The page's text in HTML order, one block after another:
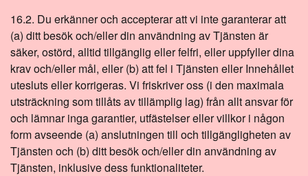
16.2. Du erkänner och accepterar att vi inte garanterar att
(a) ditt besök och/eller din användning av Tjänsten är
säker, ostörd, alltid tillgänglig eller felfri, eller uppfyller dina
krav och/eller mål, eller (b) att fel i Tjänsten eller Innehållet
utesluts eller korrigeras. Vi friskriver oss (i den maximala
utsträckning som tillåts av tillämplig lag) från allt ansvar för
och lämnar inga garantier, utfästelser eller villkor i någon
form avseende (a) anslutningen till och tillgängligheten av
Tjänsten och (b) ditt besök och/eller din användning av
Tjänsten, inklusive dess funktionaliteter.